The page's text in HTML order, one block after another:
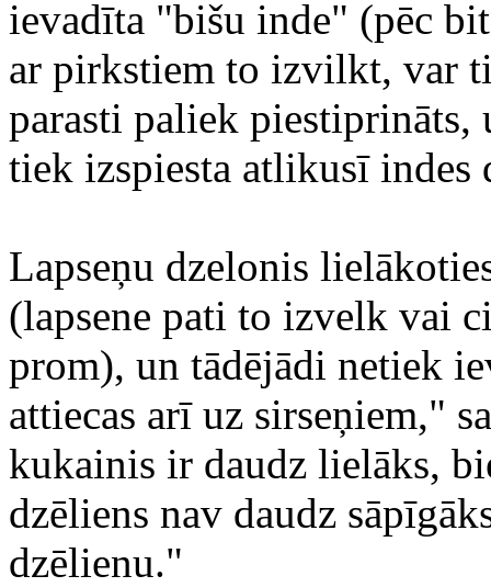
ievadīta "bišu inde" (pēc
ar pirkstiem to izvilkt, var
parasti paliek piestiprināts,
tiek izspiesta atlikusī indes
Lapseņu dzelonis
(lapsene pati to izvelk vai
prom), un tādējādi netiek
attiecas arī uz sirseņiem,"
kukainis ir daudz lielāks,
dzēliens nav daudz
dzēlienu."